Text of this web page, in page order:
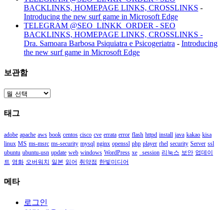
BACKLINKS, HOMEPAGE LINKS, CROSSLINKS -
Introducing the new surf game in Microsoft Edge
TELEGRAM @SEO_LINKK_ORDER - SEO
BACKLINKS, HOMEPAGE LINKS, CROSSLINKS -
Dra. Samoara Barbosa Psiquiatra e Psicogeriatra - Introducing
the new surf game in Microsoft Edge
보관함
보
함
태그
adobe apache aws book centos cisco cve errata error flash httpd install java kakao kisa
linux MS ms-msrc ms-security mysql nginx openssl php player rhel security Server ssl
ubuntu ubuntu-usn update web windows WordPress xe _session 리눅스 보안 업데이
트 영화 오버워치 일본 읽어 취약점 한빛미디어
메타
로그인